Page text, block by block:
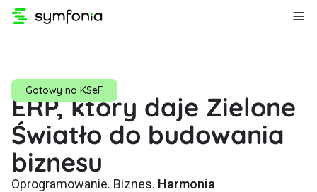
Gotowy na KSeF
ERP, który daje Zielone
Światło do budowania
biznesu
Oprogramowanie. Biznes. Harmonia